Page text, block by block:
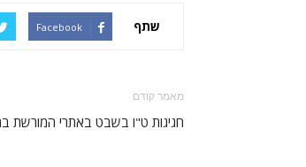
שתף Facebook
מאמר קודם
חגיגות ט"ו בשבט באתרי המורשת